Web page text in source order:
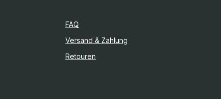
FAQ
Versand & Zahlung
Retouren